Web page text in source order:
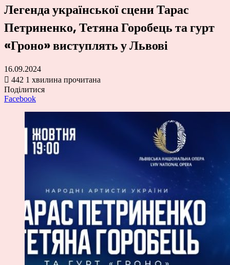
Легенда української сцени Тарас
Петриненко, Тетяна Горобець та гурт
«Гроно» виступлять у Львові
16.09.2024
442 1 хвилина прочитана
Поділитися
Facebook